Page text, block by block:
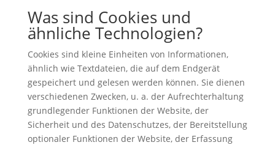
Was sind Cookies und
ähnliche Technologien?
Cookies sind kleine Einheiten von Informationen,
ähnlich wie Textdateien, die auf dem Endgerät
gespeichert und gelesen werden können. Sie dienen
verschiedenen Zwecken, u. a. der Aufrechterhaltung
grundlegender Funktionen der Website, der
Sicherheit und des Datenschutzes, der Bereitstellung
optionaler Funktionen der Website, der Erfassung